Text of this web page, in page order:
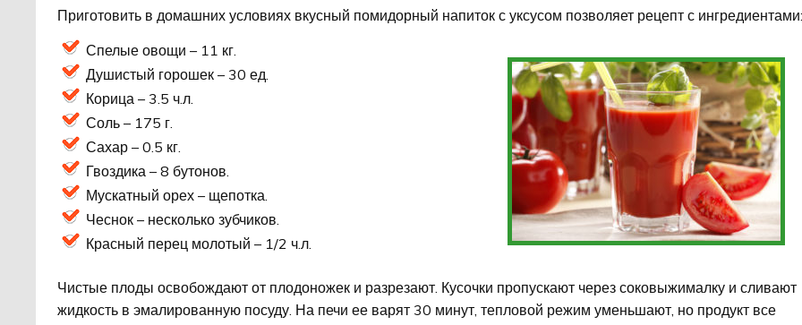
Приготовить в домашних условиях вкусный помидорный напиток с уксусом позволяет рецепт с
Спелые овощи – 11 кг.
Душистый горошек – 30 ед.
Корица – 3.5 ч.л.
Соль – 175 г.
Сахар – 0.5 кг.
Гвоздика – 8 бутонов.
Мускатный орех – щепотка.
Чеснок – несколько зубчиков.
Красный перец молотый – 1/2 ч.л.
Чистые плоды освобождают от плодоножек и разрезают. Кусочки пропускают через соковыжималку и сливают
жидкость в эмалированную посуду. На печи ее варят 30 минут, тепловой режим уменьшают, но продукт все